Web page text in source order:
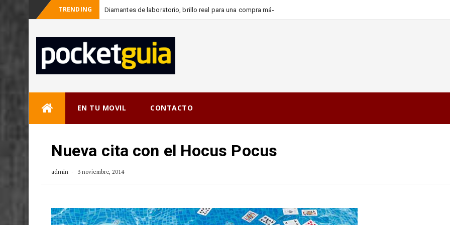
TRENDING Diamantes de laboratorio, brillo real para una compra más informada y
EN TU MOVIL CONTACTO
Nueva cita con el Hocus Pocus